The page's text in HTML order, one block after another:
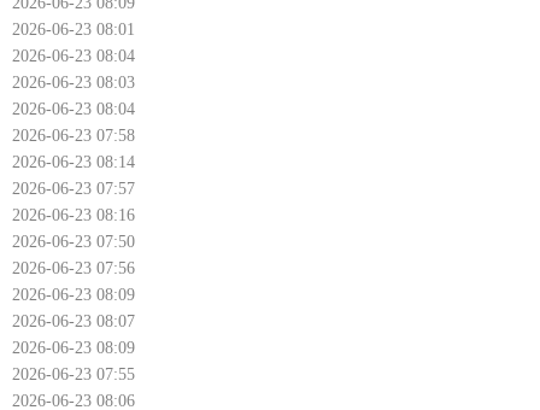
2026-06-23 08:01
2026-06-23 08:04
2026-06-23 08:03
2026-06-23 08:04
2026-06-23 07:58
2026-06-23 08:14
2026-06-23 07:57
2026-06-23 08:16
2026-06-23 07:50
2026-06-23 07:56
2026-06-23 08:09
2026-06-23 08:07
2026-06-23 08:09
2026-06-23 07:55
2026-06-23 08:06